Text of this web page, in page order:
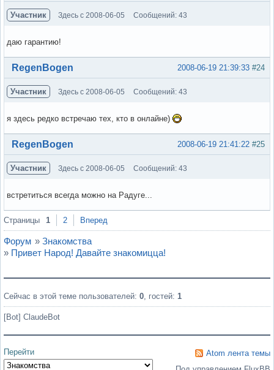
Участник Здесь с 2008-06-05 Сообщений: 43
даю гарантию!
Вне форума #24
2008-06-19 21:39:33
RegenBogen
Участник Здесь с 2008-06-05 Сообщений: 43
я здесь редко встречаю тех, кто в онлайне)
Вне форума #25
2008-06-19 21:41:22
RegenBogen
Участник Здесь с 2008-06-05 Сообщений: 43
встретиться всегда можно на Радуге...
Вне форума
Страницы 1 2 Вперед
Форум » Знакомства
» Привет Народ! Давайте знакомицца!
Сейчас в этой теме пользователей: 0, гостей: 1
[Bot] ClaudeBot
Перейти
Atom лента темы